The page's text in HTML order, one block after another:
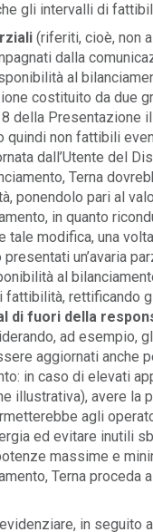
gli intervalli di
(riferiti, cioè, non
dalla
al
costituito da due
della Presentazione
quindi non fattibili
dall’Utente del
Terna
ponendolo pari al
in quanto
tale modifica, una
un’avaria
al
fattibilità, rettificando
di fuori della
ad esempio,
aggiornati anche
in caso di elevati
illustrativa), avere
agli
ed evitare inutili
massime e
Terna proceda
in seguito
per
sugli
...
ATI 2026
semplificata per le
bianchi